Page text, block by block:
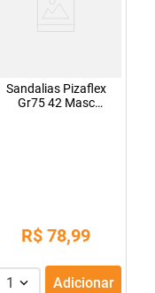
Sandalias Pizaflex
Gr75 42 Masc
R$ 78,99
1 Adicionar